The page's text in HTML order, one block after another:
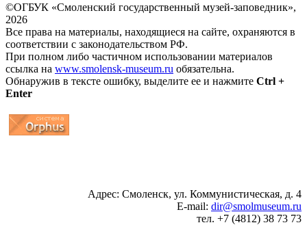
©ОГБУК «Смоленский государственный музей-заповедник»,
2026
Все права на материалы, находящиеся на сайте, охраняются в
соответствии с законодательством РФ.
При полном либо частичном использовании материалов
ссылка на www.smolensk-museum.ru обязательна.
Обнаружив в тексте ошибку, выделите ее и нажмите Ctrl +
Enter
Адрес: Смоленск, ул. Коммунистическая, д. 4
E-mail: dir@smolmuseum.ru
тел. +7 (4812) 38 73 73